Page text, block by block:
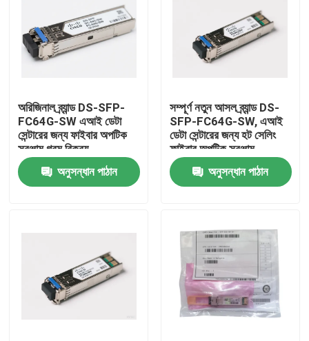
বাড়ি
আমাদের সম্পর্কে
অরিজিনাল ব্র্যান্ড DS-SFP-
FC64G-SW এআই ডেটা
সেন্টারের জন্য ফাইবার অপটিক
সরঞ্জাম গরম বিক্রয়
অনুসন্ধান পাঠান
সম্পূর্ণ নতুন আসল ব্র্যান্ড DS-
SFP-FC64G-SW, এআই
ডেটা সেন্টারের জন্য হট সেলিং
ফাইবার অপটিক সরঞ্জাম
অনুসন্ধান পাঠান